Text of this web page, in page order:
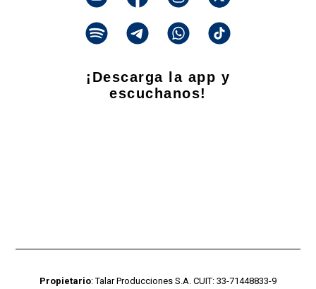
¡Descarga la app y
escuchanos!
Propietario: Talar Producciones S.A. CUIT: 33-71448833-9